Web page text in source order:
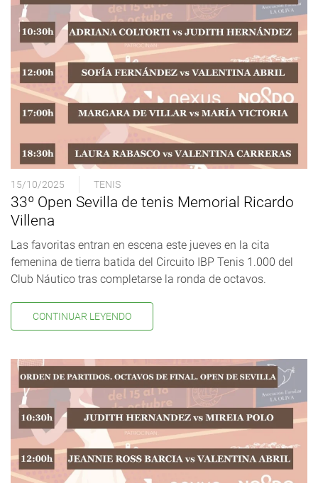
15/10/2025 TENIS
33º Open Sevilla de tenis Memorial Ricardo
Villena
Las favoritas entran en escena este jueves en la cita
femenina de tierra batida del Circuito IBP Tenis 1.000 del
Club Náutico tras completarse la ronda de octavos.
CONTINUAR LEYENDO